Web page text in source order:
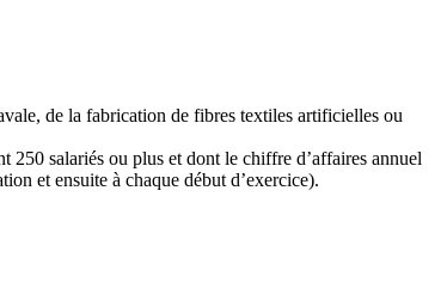
de la fabrication de fibres textiles artificielles ou
250 salariés ou plus et dont le chiffre d’affaires annuel
et ensuite à chaque début d’exercice).